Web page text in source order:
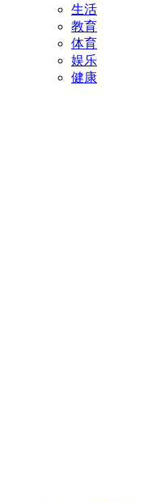
生活
教育
体育
娱乐
健康